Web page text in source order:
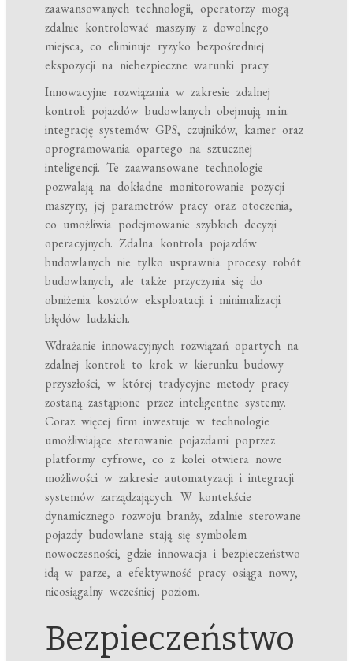
zaawansowanych technologii, operatorzy mogą
zdalnie kontrolować maszyny z dowolnego
miejsca, co eliminuje ryzyko bezpośredniej
ekspozycji na niebezpieczne warunki pracy.
Innowacyjne rozwiązania w zakresie zdalnej
kontroli pojazdów budowlanych obejmują m.in.
integrację systemów GPS, czujników, kamer oraz
oprogramowania opartego na sztucznej
inteligencji. Te zaawansowane technologie
pozwalają na dokładne monitorowanie pozycji
maszyny, jej parametrów pracy oraz otoczenia,
co umożliwia podejmowanie szybkich decyzji
operacyjnych. Zdalna kontrola pojazdów
budowlanych nie tylko usprawnia procesy robót
budowlanych, ale także przyczynia się do
obniżenia kosztów eksploatacji i minimalizacji
błędów ludzkich.
Wdrażanie innowacyjnych rozwiązań opartych na
zdalnej kontroli to krok w kierunku budowy
przyszłości, w której tradycyjne metody pracy
zostaną zastąpione przez inteligentne systemy.
Coraz więcej firm inwestuje w technologie
umożliwiające sterowanie pojazdami poprzez
platformy cyfrowe, co z kolei otwiera nowe
możliwości w zakresie automatyzacji i integracji
systemów zarządzających. W kontekście
dynamicznego rozwoju branży, zdalnie sterowane
pojazdy budowlane stają się symbolem
nowoczesności, gdzie innowacja i bezpieczeństwo
idą w parze, a efektywność pracy osiąga nowy,
nieosiągalny wcześniej poziom.
Bezpieczeństwo